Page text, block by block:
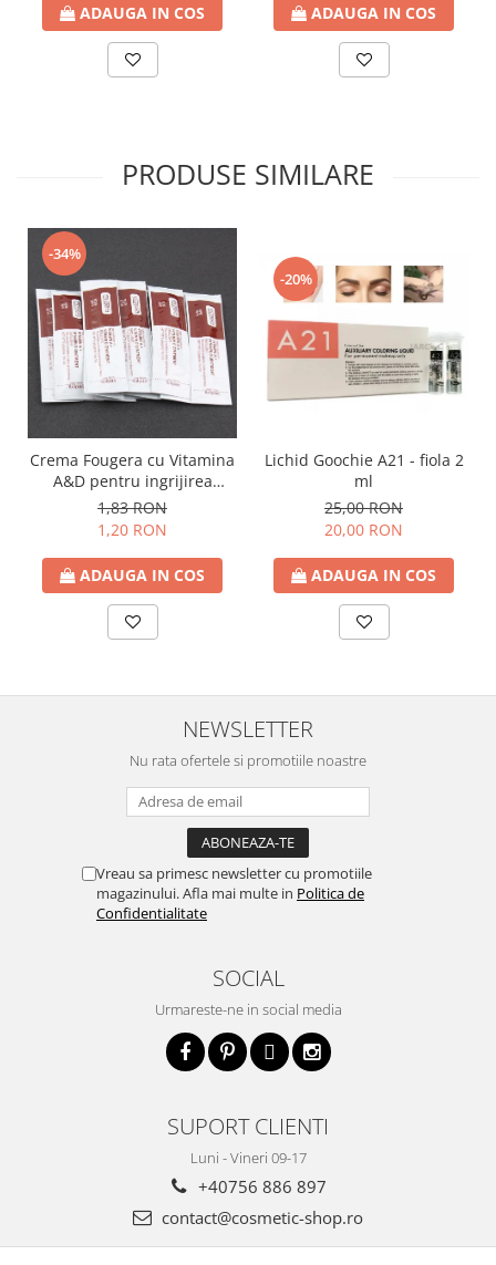
ADAUGA IN COS ADAUGA IN COS
PRODUSE SIMILARE
-34%
Crema Fougera cu Vitamina
A&D pentru ingrijirea
tatuajului - plic
1,83 RON
1,20 RON
ADAUGA IN COS
-20%
Lichid Goochie A21 - fiola 2
ml
25,00 RON
20,00 RON
ADAUGA IN COS
NEWSLETTER
Nu rata ofertele si promotiile noastre
Vreau sa primesc newsletter cu promotiile
magazinului. Afla mai multe in Politica de
Confidentialitate
SOCIAL
Urmareste-ne in social media
SUPORT CLIENTI
Luni - Vineri 09-17
+40756 886 897
contact@cosmetic-shop.ro